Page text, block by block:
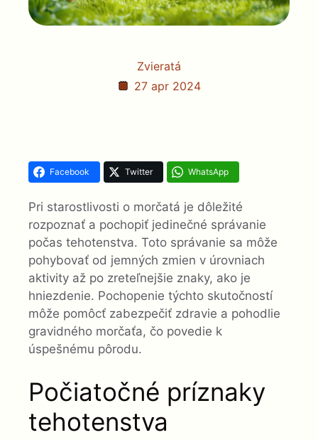
Zvieratá
27 apr 2024
Facebook Twitter WhatsApp
Pri starostlivosti o morčatá je dôležité
rozpoznať a pochopiť jedinečné správanie
počas tehotenstva. Toto správanie sa môže
pohybovať od jemných zmien v úrovniach
aktivity až po zreteľnejšie znaky, ako je
hniezdenie. Pochopenie týchto skutočností
môže pomôcť zabezpečiť zdravie a pohodlie
gravidného morčaťa, čo povedie k
úspešnému pôrodu.
Počiatočné príznaky
tehotenstva